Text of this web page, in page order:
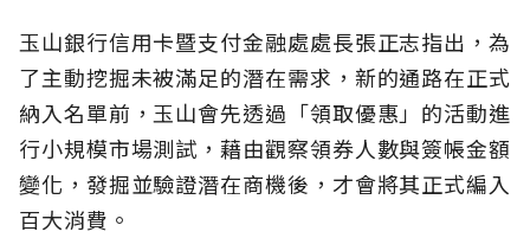
玉山銀行信用卡暨支付金融處處長張正志指出，為
了主動挖掘未被滿足的潛在需求，新的通路在正式
納入名單前，玉山會先透過「領取優惠」的活動進
行小規模市場測試，藉由觀察領券人數與簽帳金額
變化，發掘並驗證潛在商機後，才會將其正式編入
百大消費。